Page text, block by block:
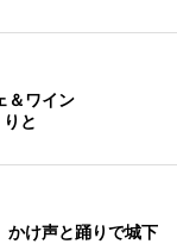
＆ワイン
と
け声と踊りで城下